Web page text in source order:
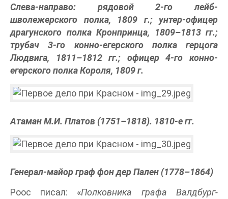
Слева-направо: рядовой 2-го лейб-
шволежерского полка, 1809 г.; унтер-офицер
драгунского полка Кронпринца, 1809–1813 гг.;
трубач 3-го конно-егерского полка герцога
Людвига, 1811–1812 гг.; офицер 4-го конно-
егерского полка Короля, 1809 г.
Атаман М.И. Платов (1751–1818). 1810-е гг.
Генерал-майор граф фон дер Пален (1778–1864)
Роос писал: «Полковника графа Валдбург-